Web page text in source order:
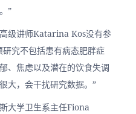
”
级讲师Katarina Kos没有参
究不包括患有病态肥胖症
、焦虑以及潜在的饮食失调
大，会干扰研究数据。”
大学卫生系主任Fiona